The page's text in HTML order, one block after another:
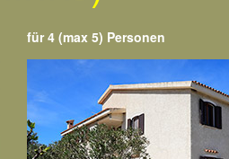
für 4 (max 5) Personen